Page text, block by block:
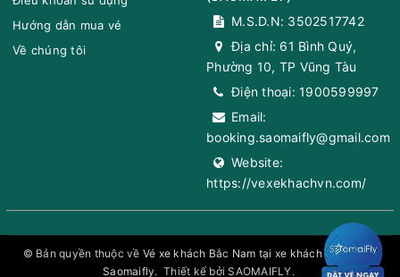
Hướng dẫn mua vé
Về chúng tôi
M.S.D.N: 3502517742
Địa chỉ: 61 Bình Quý,
Phường 10, TP Vũng Tàu
Điện thoại: 1900599997
Email:
booking.saomaifly@gmail.com
Website:
https://vexekhachvn.com/
© Bản quyền thuộc về Vé xe khách Bắc Nam tại xe khách toàn quốc
Saomaifly. Thiết kế bởi SAOMAIFLY.